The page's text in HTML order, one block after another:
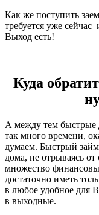
Как же поступить
требуется уже
Выход есть!
Куда
А между тем быстрые
так много времени,
думаем. Быстрый
дома, не отрываясь
множество
достаточно иметь
в любое удобное для
в выходные.